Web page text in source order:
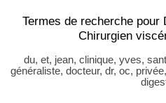
Termes de recherche pour
Chirurgien
du, et, jean, clinique, yves,
généraliste, docteur, dr, oc,